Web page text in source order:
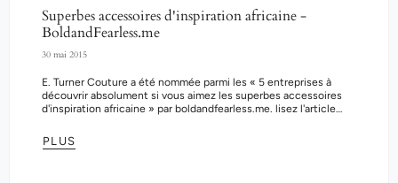
Superbes accessoires d'inspiration africaine -
BoldandFearless.me
30 mai 2015
E. Turner Couture a été nommée parmi les « 5 entreprises à
découvrir absolument si vous aimez les superbes accessoires
d'inspiration africaine » par boldandfearless.me. lisez l'article
PLUS